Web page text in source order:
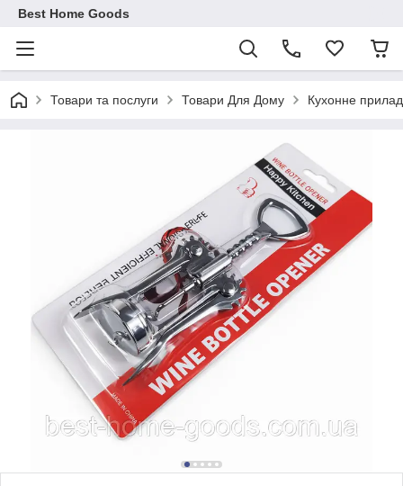
Best Home Goods
Товари та послуги Товари Для Дому Кухонне